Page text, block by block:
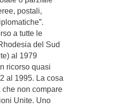
postali,
a tutte le
del Sud
al 1979
ricorso quasi
al 1995. La cosa
non compare
Unite. Uno